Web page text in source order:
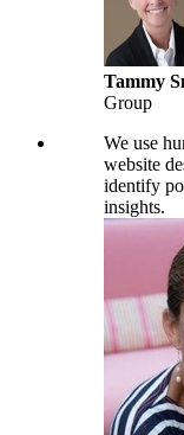
Tammy
Group
We use
website
identify
insights.